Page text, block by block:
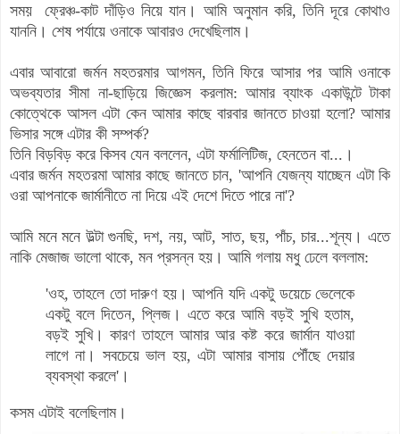
সময়
ফ্রেঞ্চ-কাটদাঁড়িও নিয়ে যান । আমি অনুমান করি, তিনি দূরে কোথাও
যাননি। শেষ পর্যায়ে ওনাকে আবারও দেখেছিলাম।
এবার আবারো জর্মন মহতরমার আগমন, তিনি ফিরে আসার পর আমি ওনাকে
অভব্যতার সীমা না-ছাড়িয়ে জিজ্ঞেস করলাম: আমার ব্যাংক একাউন্টে টাকা
কোত্থেকে আসল এটা কেন আমার কাছে বারবার জানতে চাওয়া হলো? আমার
ভিসার সঙ্গে এটার কী সম্পর্ক?
তিনি বিড়বিড় করে কিসব যেন বললেন, এটা ফর্মালিটিজ, হেনতেন বা...।
এবার জর্মন মহতরমা আমার কাছে জানতে চান, 'আপনি যেজন্য যাচ্ছেন এটা কি
ওরা আপনাকে জার্মানীতে না দিয়ে এই দেশে দিতে পারে না'?
আমি মনে মনে উল্টা গুনছি, দশ, নয়, আট, সাত, ছয়, পাঁচ, চার...শূন্য। এতে
নাকি মেজাজ ভালো থাকে, মন প্রসন্ন হয়। আমি গলায় মধু ঢেলে বললাম:
'ওহ, তাহলে তো দারুণ হয়। আপনি যদি একটু ডয়েচে ভেলেকে
একটু বলে দিতেন, প্লিজ। এতে করে আমি বড়ই সুখি হতাম,
বড়ই সুখি। কারণ তাহলে আমার আর কষ্ট করে জার্মান যাওয়া
লাগে না। সবচেয়ে ভাল হয়, এটা আমার বাসায় পৌঁছে দেয়ার
ব্যবস্থা করলে'।
কসম এটাই বলেছিলাম।